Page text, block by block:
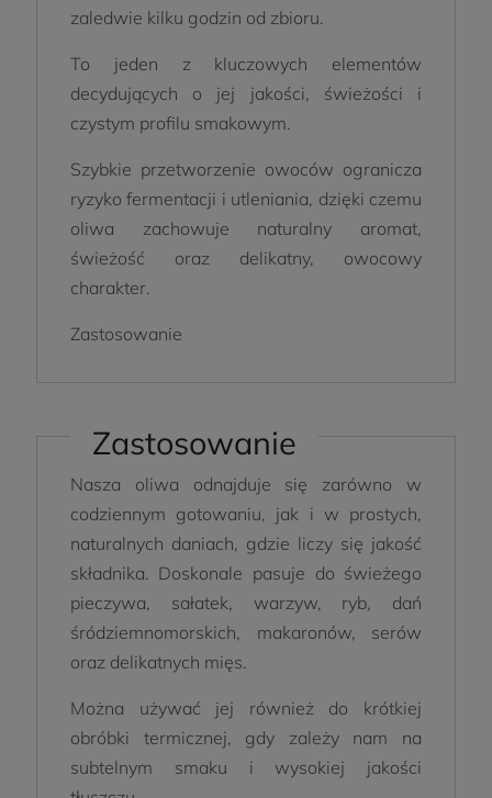
zaledwie kilku godzin od zbioru.
To jeden z kluczowych elementów
decydujących o jej jakości, świeżości i
czystym profilu smakowym.
Szybkie przetworzenie owoców ogranicza
ryzyko fermentacji i utleniania, dzięki czemu
oliwa zachowuje naturalny aromat,
świeżość oraz delikatny, owocowy
charakter.
Zastosowanie
Zastosowanie
Nasza oliwa odnajduje się zarówno w
codziennym gotowaniu, jak i w prostych,
naturalnych daniach, gdzie liczy się jakość
składnika. Doskonale pasuje do świeżego
pieczywa, sałatek, warzyw, ryb, dań
śródziemnomorskich, makaronów, serów
oraz delikatnych mięs.
Można używać jej również do krótkiej
obróbki termicznej, gdy zależy nam na
subtelnym smaku i wysokiej jakości